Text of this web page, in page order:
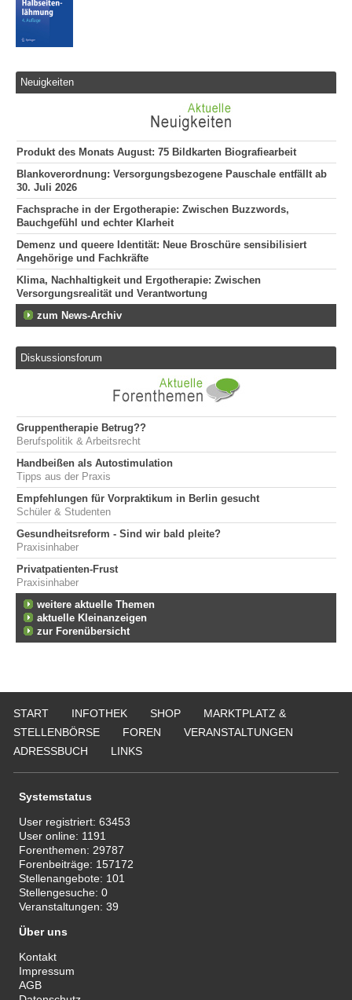
Neuigkeiten
Produkt des Monats August: 75 Bildkarten Biografiearbeit
Blankoverordnung: Versorgungsbezogene Pauschale entfällt ab
30. Juli 2026
Fachsprache in der Ergotherapie: Zwischen Buzzwords,
Bauchgefühl und echter Klarheit
Demenz und queere Identität: Neue Broschüre sensibilisiert
Angehörige und Fachkräfte
Klima, Nachhaltigkeit und Ergotherapie: Zwischen
Versorgungsrealität und Verantwortung
zum News-Archiv
Diskussionsforum
Gruppentherapie Betrug??
Berufspolitik & Arbeitsrecht
Handbeißen als Autostimulation
Tipps aus der Praxis
Empfehlungen für Vorpraktikum in Berlin gesucht
Schüler & Studenten
Gesundheitsreform - Sind wir bald pleite?
Praxisinhaber
Privatpatienten-Frust
Praxisinhaber
weitere aktuelle Themen
aktuelle Kleinanzeigen
zur Forenübersicht
START INFOTHEK SHOP
MARKTPLATZ &
STELLENBÖRSE
FOREN
VERANSTALTUNGEN
ADRESSBUCH
LINKS
Systemstatus
User registriert:63453
User online: 1191
Forenthemen: 29787
Forenbeiträge: 157172
Stellenangebote: 101
Stellengesuche:0
Veranstaltungen:39
Über uns
Kontakt
Impressum
AGB